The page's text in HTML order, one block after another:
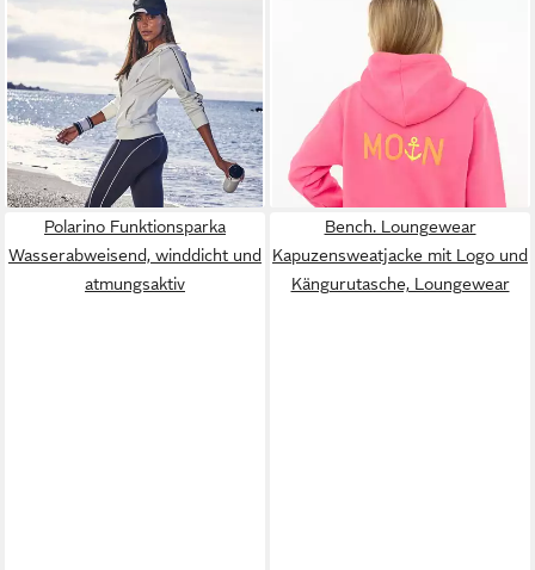
Kapuzensweatjacke mit
Piping an den Ärmeln. Ideal
für Sport- und Freizeit.
39,99 € 49,99 €
-20%
ZWILLINGSHERZ
Kapuzensweatjacke "Rahel"
Langarm, Kapuze,
Reißverschluss, modisch,
Schriftzug, Taschen
ab 68,99 € UVP 84,99 €
Polarino Funktionsparka
Wasserabweisend, winddicht und
atmungsaktiv
Bench. Loungewear
Kapuzensweatjacke mit Logo und
Kängurutasche, Loungewear